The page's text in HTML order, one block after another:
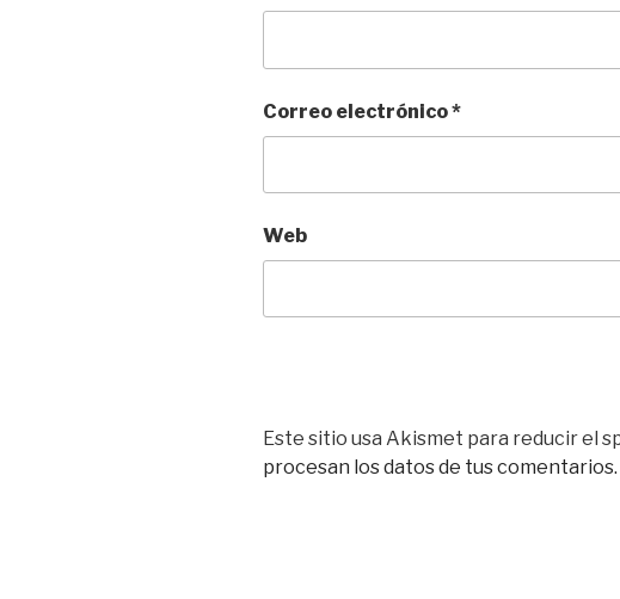
Correo electrónico*
Web
Este sitio usa Akismet para reducir el
procesan los datos de tus comentarios.